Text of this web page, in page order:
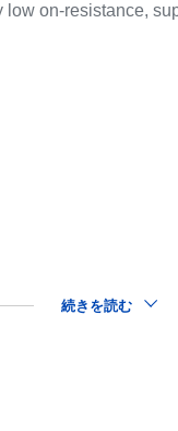
on-resistance,
続きを読む